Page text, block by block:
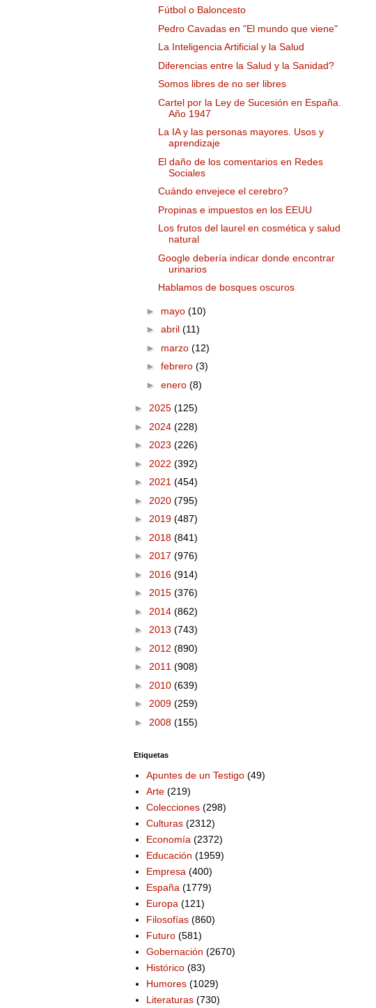
Fútbol o Baloncesto
Pedro Cavadas en "El mundo que viene"
La Inteligencia Artificial y la Salud
Diferencias entre la Salud y la Sanidad?
Somos libres de no ser libres
Cartel por la Ley de Sucesión en España.
Año 1947
La IA y las personas mayores. Usos y
aprendizaje
El daño de los comentarios en Redes
Sociales
Cuándo envejece el cerebro?
Propinas e impuestos en los EEUU
Los frutos del laurel en cosmética y salud
natural
Google debería indicar donde encontrar
urinarios
Hablamos de bosques oscuros
► mayo (10)
► abril (11)
► marzo (12)
► febrero (3)
► enero (8)
► 2025 (125)
► 2024 (228)
► 2023 (226)
► 2022 (392)
► 2021 (454)
► 2020 (795)
► 2019 (487)
► 2018 (841)
► 2017 (976)
► 2016 (914)
► 2015 (376)
► 2014 (862)
► 2013 (743)
► 2012 (890)
► 2011 (908)
► 2010 (639)
► 2009 (259)
► 2008 (155)
Etiquetas
Apuntes de un Testigo (49)
Arte (219)
Colecciones (298)
Culturas (2312)
Economía (2372)
Educación (1959)
Empresa (400)
España (1779)
Europa (121)
Filosofías (860)
Futuro (581)
Gobernación (2670)
Histórico (83)
Humores (1029)
Literaturas (730)